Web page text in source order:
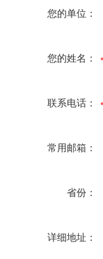
您的单位：
您的姓名：
联系电话：
常用邮箱：
省份：
详细地址：